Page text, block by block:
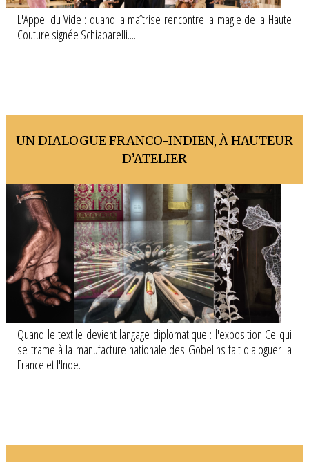
L'Appel du Vide : quand la maîtrise rencontre la magie de la Haute
Couture signée Schiaparelli....
UN DIALOGUE FRANCO-INDIEN, À HAUTEUR
D’ATELIER
Quand le textile devient langage diplomatique : l'exposition Ce qui
se trame à la manufacture nationale des Gobelins fait dialoguer la
France et l'Inde.